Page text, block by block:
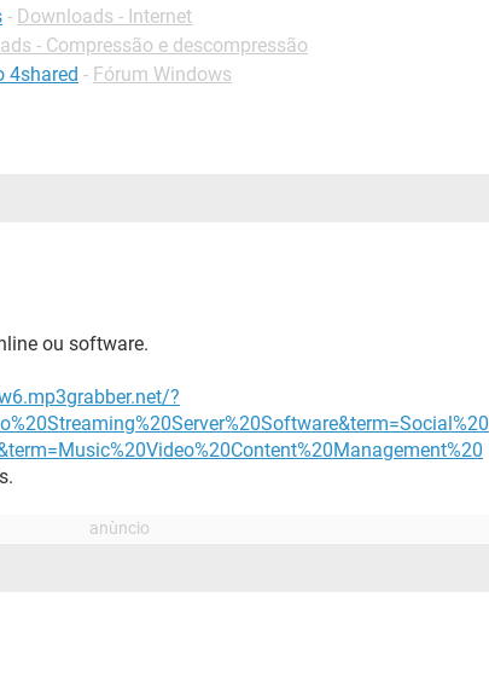
- Downloads - Internet
- Compressão e descompressão
4shared - Fórum Windows
ou software.
?